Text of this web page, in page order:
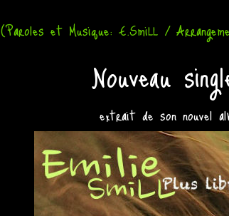
(Paroles et Musique: E.SmiLL /
Nouveau
extrait de son nouvel